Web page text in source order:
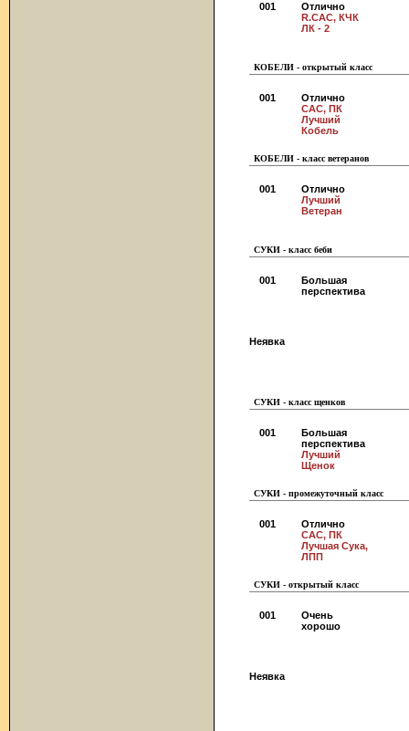
001
Отлично
R.CAC, КЧК
ЛК - 2
КОБЕЛИ - открытый класс
001
Отлично
CAC, ПК
Лучший
Кобель
КОБЕЛИ - класс ветеранов
001
Отлично
Лучший
Ветеран
СУКИ - класс беби
001
Большая
перспектива
Неявка
СУКИ - класс щенков
001
Большая
перспектива
Лучший
Щенок
СУКИ - промежуточный класс
001
Отлично
CAC, ПК
Лучшая Сука,
ЛПП
СУКИ - открытый класс
001
Очень
хорошо
Неявка